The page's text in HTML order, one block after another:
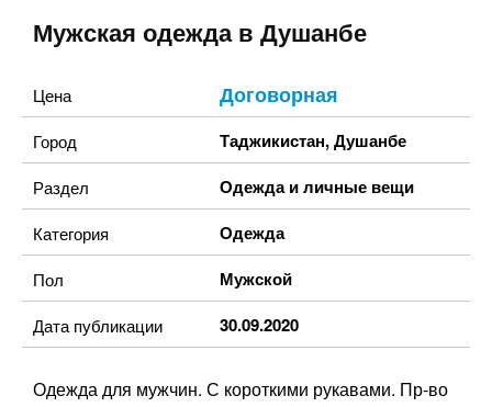
Мужская одежда в Душанбе
Цена Договорная
Город Таджикистан,Душанбе
Раздел Одежда и личные вещи
Категория Одежда
Пол Мужской
Дата публикации 30.09.2020
Одежда для мужчин. С короткими рукавами. Пр-во